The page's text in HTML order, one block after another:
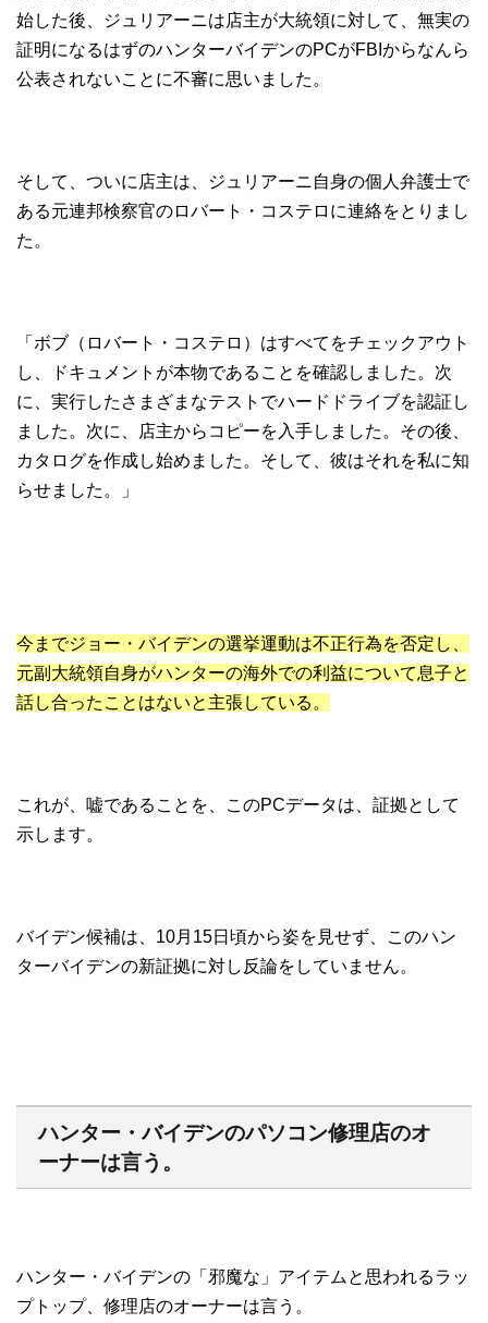
始した後、ジュリアーニは店主が大統領に対して、無実の
証明になるはずのハンターバイデンのPCがFBIからなんら
公表されないことに不審に思いました。
そして、ついに店主は、ジュリアーニ自身の個人弁護士で
ある元連邦検察官のロバート・コステロに連絡をとりまし
た。
「ボブ（ロバート・コステロ）はすべてをチェックアウト
し、ドキュメントが本物であることを確認しました。次
に、実行したさまざまなテストでハードドライブを認証し
ました。次に、店主からコピーを入手しました。その後、
カタログを作成し始めました。そして、彼はそれを私に知
らせました。」
今までジョー・バイデンの選挙運動は不正行為を否定し、
元副大統領自身がハンターの海外での利益について息子と
話し合ったことはないと主張している。
これが、嘘であることを、このPCデータは、証拠として
示します。
バイデン候補は、10月15日頃から姿を見せず、このハン
ターバイデンの新証拠に対し反論をしていません。
ハンター・バイデンのパソコン修理店のオ
ーナーは言う。
ハンター・バイデンの「邪魔な」アイテムと思われるラッ
プトップ、修理店のオーナーは言う。